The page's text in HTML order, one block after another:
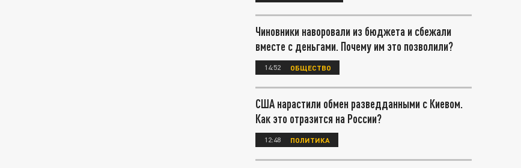
Чиновники наворовали из бюджета и сбежали
вместе с деньгами. Почему им это позволили?
14:52 ОБЩЕСТВО
США нарастили обмен разведданными с Киевом.
Как это отразится на России?
12:48 ПОЛИТИКА